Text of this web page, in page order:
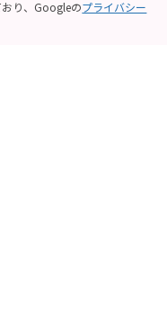
おり、Googleのプライバシー